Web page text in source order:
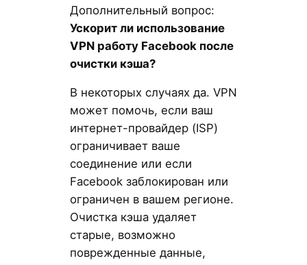
Дополнительный вопрос:
Ускорит ли использование
VPNработу Facebook после
очистки кэша?
В некоторых случаях да. VPN
может помочь, если ваш
интернет-провайдер (ISP)
ограничивает ваше
соединение или если
Facebook заблокирован или
ограничен в вашем регионе.
Очистка кэша удаляет
старые, возможно
поврежденные данные,